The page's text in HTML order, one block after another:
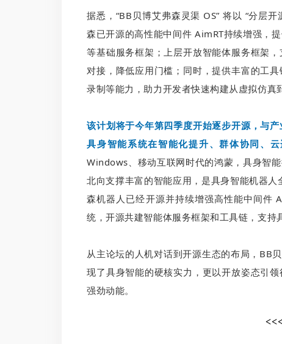
据悉，“BB贝博艾弗森灵渠 OS” 将以 “分层
森已开源的高性能中间件 AimRT持续增强，
等基础服务框架；上层开放智能体服务框架
对接，降低应用门槛；同时，提供丰富的工
录制等能力，助力开发者快速构建从虚拟仿真
该计划将于今年第四季度开始逐步开源，与
具身智能系统在智能化提升、群体协同、
Windows、移动互联网时代的鸿蒙，具身智
北向支撑丰富的智能应用，是具身智能机器
森机器人已经开源并持续增强高性能中间件
统，开源共建智能体服务框架和工具链，支持
从主论坛的人机对话到开源生态的布局，BB
现了具身智能的硬核实力，更以开放姿态引
强劲动能。